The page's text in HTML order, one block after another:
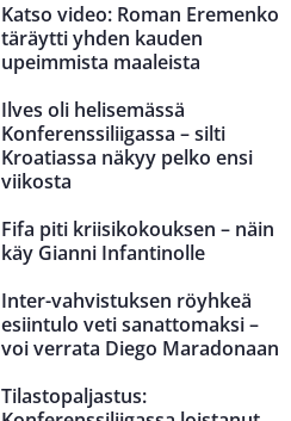
Katso video: Roman Eremenko
täräytti yhden kauden
upeimmista maaleista
Ilves oli helisemässä
Konferenssiliigassa – silti
Kroatiassa näkyy pelko ensi
viikosta
Fifa piti kriisikokouksen – näin
käy Gianni Infantinolle
Inter-vahvistuksen röyhkeä
esiintulo veti sanattomaksi –
voi verrata Diego Maradonaan
Tilastopaljastus: